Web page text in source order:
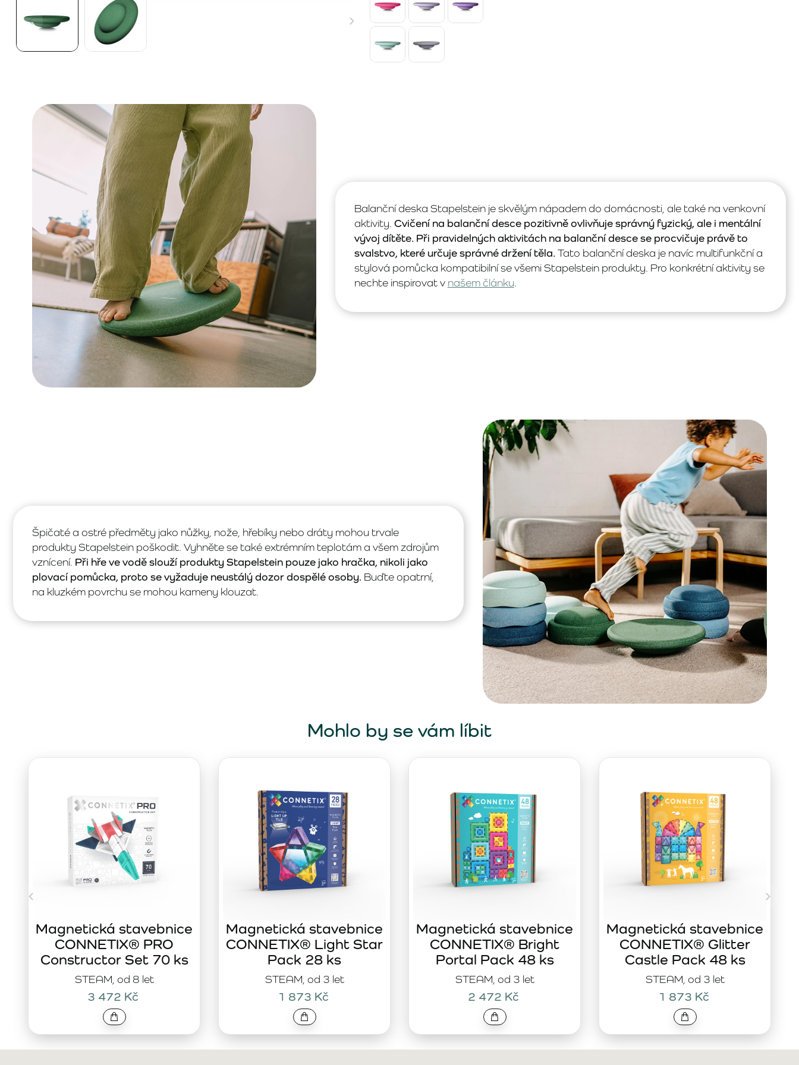
Balanční deska Stapelstein je skvělým nápadem do domácnosti, ale také na venkovní
aktivity. Cvičení na balanční desce pozitivně ovlivňuje správný fyzický, ale i mentální
vývoj dítěte. Při pravidelných aktivitách na balanční desce se procvičuje právě to
svalstvo, které určuje správné držení těla. Tato balanční deska je navíc multifunkční a
stylová pomůcka kompatibilní se všemi Stapelstein produkty. Pro konkrétní aktivity se
nechte inspirovat v našem článku.
Špičaté a ostré předměty jako nůžky, nože, hřebíky nebo dráty mohou trvale
produkty Stapelstein poškodit. Vyhněte se také extrémním teplotám a všem zdrojům
vznícení. Při hře ve vodě slouží produkty Stapelstein pouze jako hračka, nikoli jako
plovací pomůcka, proto se vyžaduje neustálý dozor dospělé osoby. Buďte opatrní,
na kluzkém povrchu se mohou kameny klouzat.
Mohlo by se vám líbit
STEAM, od 8 let
Magnetická stavebnice
CONNETIX® PRO
Constructor Set 70 ks
3 472 Kč
STEAM, od 3 let
Magnetická stavebnice
CONNETIX® Light Star
Pack 28 ks
1 873 Kč
STEAM, od 3 let
Magnetická stavebnice
CONNETIX® Bright
Portal Pack 48 ks
2 472 Kč
STEAM, od 3 let
Magnetická stavebnice
CONNETIX® Glitter
Castle Pack 48 ks
1 873 Kč